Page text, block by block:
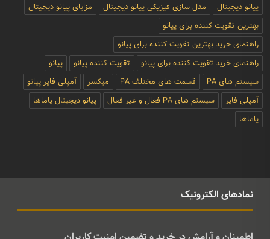
پیانو دیجیتال
مدل سازی فیزیکی پیانو دیجیتال
مزایای پیانو دیجیتال
بهترین تقویت کننده برای پیانو
راهنمای خرید بهترین تقویت کننده برای پیانو
راهنمای خرید تقویت کننده برای پیانو
تقویت کننده پیانو
پیانو
سیستم های PA
قسمت های مختلف PA میکسر
آمپلی فایر پیانو
آمپلی فایر
سیستم های PA فعال و غیر فعال
پیانو دیجیتال یاماها
یاماها
نمادهای الکترونیک